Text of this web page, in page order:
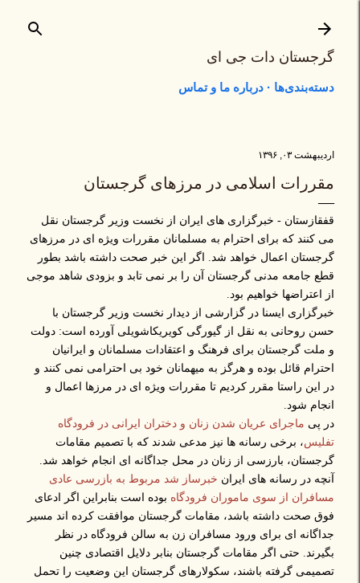
گرجستان دات جی ای
دسته‌بندی‌ها درباره ما و تماس
اردیبهشت ۰۳, ۱۳۹۶
مقررات اسلامی در مرزهای گرجستان
قفقازستان - خبرگزاری های ایران از نخست وزیر گرجستان نقل
می کنند که برای احترام به مسلمانان مقررات ویژه ای در مرزهای
گرجستان اعمال خواهد شد. اگر این خبر صحت داشته باشد بطور
قطع جامعه مدنی گرجستان آن را بر نمی تابد و بزودی شاهد موجی
از اعتراضها خواهیم بود.
خبرگزاری ایسنا در گزارشی از دیدار نخست وزیر گرجستان با
حسن روحانی به نقل از گیورگی کویریکاشویلی آورده است: دولت
و ملت گرجستان برای فرهنگ و اعتقادات مسلمانان و ایرانیان
احترام قائل بوده و هرگز به میهمانان خود بی احترامی نمی کنند و
در این راستا مقرر کردیم تا مقررات ویژه ای در مرزها اعمال و
انجام شود.
در پی ماجرای عریان شدن زنان و دختران ایرانی در فرودگاه
تفلیس، برخی رسانه ها نیز مدعی شدند که با تصمیم مقامات
گرجستان، بارزسی از زنان در محل جداگانه ای انجام خواهد شد.
آنچه در رسانه های ایران خبرساز شد مربوط به بازرسی عادی
مسافران از سوی ماموران فرودگاه بوده است بنابراین اگر ادعای
فوق صحت داشته باشد، مقامات گرجستان موافقت کرده اند مسیر
جداگانه ای برای ورود مسافران زن به سالن فرودگاه در نظر
بگیرند. حتی اگر مقامات گرجستان بنابر دلایل اقتصادی چنین
تصمیمی گرفته باشند، سکولارهای گرجستان این وضعیت را تحمل